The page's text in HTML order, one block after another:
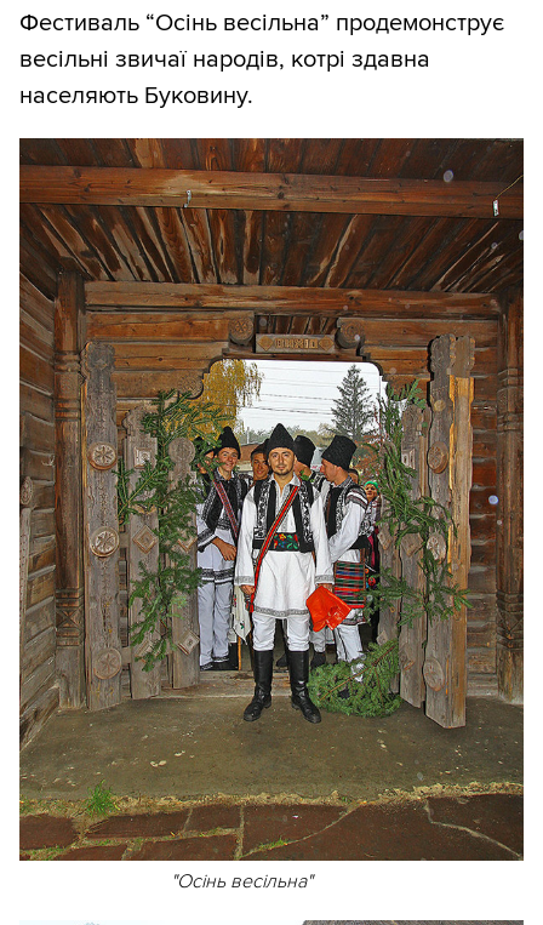
Фестиваль “Осінь весільна” продемонструє
весільні звичаї народів, котрі здавна
населяють Буковину.
"Осінь весільна"